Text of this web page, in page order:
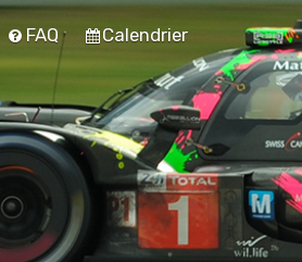
FAQ Calendrier